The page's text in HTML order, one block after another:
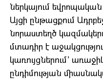
ներկայում եվրոպական
Այցի ընթացքում
նորաստեղծ
մտադիր է
կառույցներում’
ընդիմության